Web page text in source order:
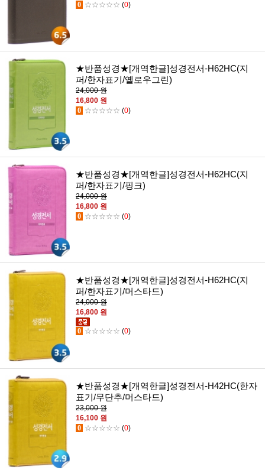
0 ☆☆☆☆☆ (0)
★반품성경★[개역한글]성경전서-H62HC(지
퍼/한자표기/옐로우그린)
24,000 원
16,800 원
0 ☆☆☆☆☆ (0)
★반품성경★[개역한글]성경전서-H62HC(지
퍼/한자표기/핑크)
24,000 원
16,800 원
0 ☆☆☆☆☆ (0)
★반품성경★[개역한글]성경전서-H62HC(지
퍼/한자표기/머스타드)
24,000 원
16,800 원
0 ☆☆☆☆☆ (0)
★반품성경★[개역한글]성경전서-H42HC(한자
표기/무단추/머스타드)
23,000 원
16,100 원
0 ☆☆☆☆☆ (0)